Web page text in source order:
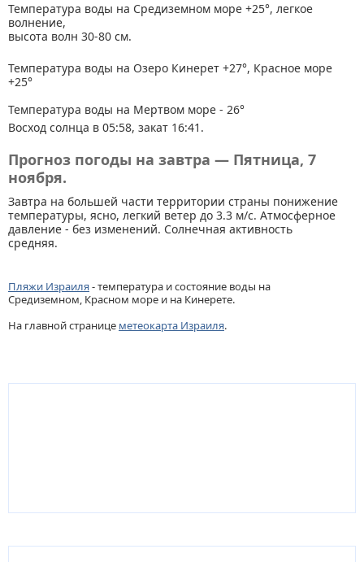
Температура воды на Средиземном море +25°, легкое
волнение,
высота волн 30-80 см.
Температура воды на Озеро Кинерет +27°, Красное море
+25°
Температура воды на Мертвом море - 26°
Восход солнца в 05:58, закат 16:41.
Прогноз погоды на завтра — Пятница, 7
ноября.
Завтра на большей части территории страны понижение
температуры, ясно, легкий ветер до 3.3 м/с. Атмосферное
давление - без изменений. Солнечная активность
средняя.
Пляжи Израиля- температура и состояние воды на
Средиземном, Красном море и на Кинерете.
На главной странице метеокарта Израиля.